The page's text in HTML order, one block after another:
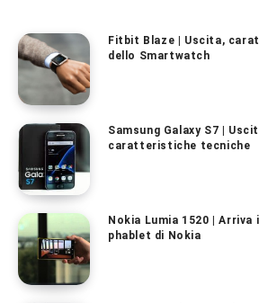
Fitbit Blaze | Uscita,
dello Smartwatch
Samsung Galaxy S7 |
caratteristiche tecniche
Nokia Lumia 1520 |
phablet di Nokia